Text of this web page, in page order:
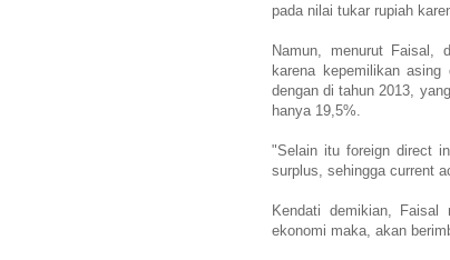
pada nilai tukar rupiah
Namun, menurut Faisal,
karena kepemilikan
dengan di tahun 2013,
hanya 19,5%.
"Selain itu foreign direct
surplus, sehingga current
Kendati demikian, Faisal
ekonomi maka, akan